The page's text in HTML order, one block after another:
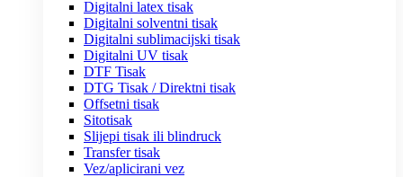
Digitalni latex tisak
Digitalni solventni tisak
Digitalni sublimacijski tisak
Digitalni UV tisak
DTF Tisak
DTG Tisak / Direktni tisak
Offsetni tisak
Sitotisak
Slijepi tisak ili blindruck
Transfer tisak
Vez/aplicirani vez